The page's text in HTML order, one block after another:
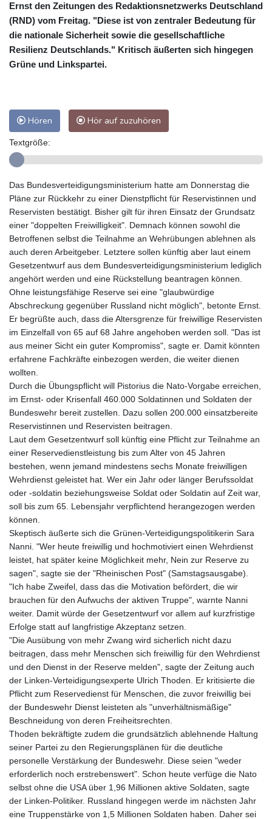
Ernst den Zeitungen des Redaktionsnetzwerks Deutschland
(RND) vom Freitag. "Diese ist von zentraler Bedeutung für
die nationale Sicherheit sowie die gesellschaftliche
Resilienz Deutschlands." Kritisch äußerten sich hingegen
Grüne und Linkspartei.
Hören Hör auf zuzuhören
Textgröße:
Das Bundesverteidigungsministerium hatte am Donnerstag die
Pläne zur Rückkehr zu einer Dienstpflicht für Reservistinnen und
Reservisten bestätigt. Bisher gilt für ihren Einsatz der Grundsatz
einer "doppelten Freiwilligkeit". Demnach können sowohl die
Betroffenen selbst die Teilnahme an Wehrübungen ablehnen als
auch deren Arbeitgeber. Letztere sollen künftig aber laut einem
Gesetzentwurf aus dem Bundesverteidigungsministerium lediglich
angehört werden und eine Rückstellung beantragen können.
Ohne leistungsfähige Reserve sei eine "glaubwürdige
Abschreckung gegenüber Russland nicht möglich", betonte Ernst.
Er begrüßte auch, dass die Altersgrenze für freiwillige Reservisten
im Einzelfall von 65 auf 68 Jahre angehoben werden soll. "Das ist
aus meiner Sicht ein guter Kompromiss", sagte er. Damit könnten
erfahrene Fachkräfte einbezogen werden, die weiter dienen
wollten.
Durch die Übungspflicht will Pistorius die Nato-Vorgabe erreichen,
im Ernst- oder Krisenfall 460.000 Soldatinnen und Soldaten der
Bundeswehr bereit zustellen. Dazu sollen 200.000 einsatzbereite
Reservistinnen und Reservisten beitragen.
Laut dem Gesetzentwurf soll künftig eine Pflicht zur Teilnahme an
einer Reservedienstleistung bis zum Alter von 45 Jahren
bestehen, wenn jemand mindestens sechs Monate freiwilligen
Wehrdienst geleistet hat. Wer ein Jahr oder länger Berufssoldat
oder -soldatin beziehungsweise Soldat oder Soldatin auf Zeit war,
soll bis zum 65. Lebensjahr verpflichtend herangezogen werden
können.
Skeptisch äußerte sich die Grünen-Verteidigungspolitikerin Sara
Nanni. "Wer heute freiwillig und hochmotiviert einen Wehrdienst
leistet, hat später keine Möglichkeit mehr, Nein zur Reserve zu
sagen", sagte sie der "Rheinischen Post" (Samstagsausgabe).
"Ich habe Zweifel, dass das die Motivation befördert, die wir
brauchen für den Aufwuchs der aktiven Truppe", warnte Nanni
weiter. Damit würde der Gesetzentwurf vor allem auf kurzfristige
Erfolge statt auf langfristige Akzeptanz setzen.
"Die Ausübung von mehr Zwang wird sicherlich nicht dazu
beitragen, dass mehr Menschen sich freiwillig für den Wehrdienst
und den Dienst in der Reserve melden", sagte der Zeitung auch
der Linken-Verteidigungsexperte Ulrich Thoden. Er kritisierte die
Pflicht zum Reservedienst für Menschen, die zuvor freiwillig bei
der Bundeswehr Dienst leisteten als "unverhältnismäßige"
Beschneidung von deren Freiheitsrechten.
Thoden bekräftigte zudem die grundsätzlich ablehnende Haltung
seiner Partei zu den Regierungsplänen für die deutliche
personelle Verstärkung der Bundeswehr. Diese seien "weder
erforderlich noch erstrebenswert". Schon heute verfüge die Nato
selbst ohne die USA über 1,96 Millionen aktive Soldaten, sagte
der Linken-Politiker. Russland hingegen werde im nächsten Jahr
eine Truppenstärke von 1,5 Millionen Soldaten haben. Daher sei